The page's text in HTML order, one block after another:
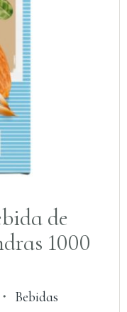
de
1000
・ Bebidas